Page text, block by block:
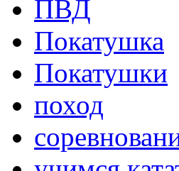
ПВД
Покатушка
Покатушки
поход